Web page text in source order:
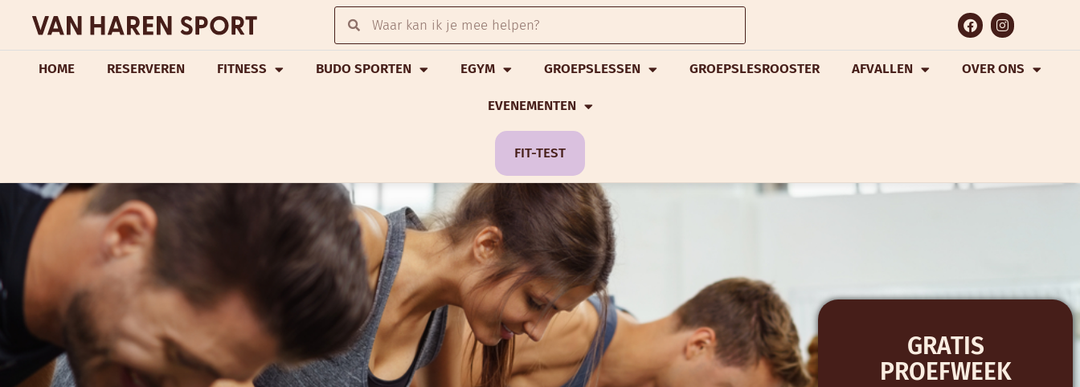
HOME RESERVEREN FITNESS BUDO SPORTEN EGYM GROEPSLESSEN GROEPSLESROOSTER AFVALLEN OVER ONS
EVENEMENTEN
FIT-TEST
GRATIS
PROEFWEEK